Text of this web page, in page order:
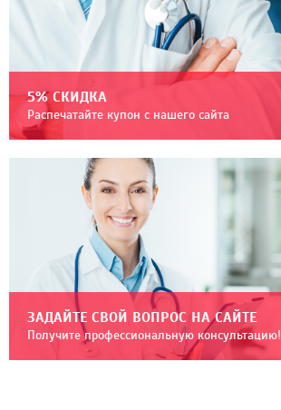
5% СКИДКА
Распечатайте купон с нашего сайта
ЗАДАЙТЕ СВОЙ ВОПРОС НА САЙТЕ
Получите профессиональную консультацию!